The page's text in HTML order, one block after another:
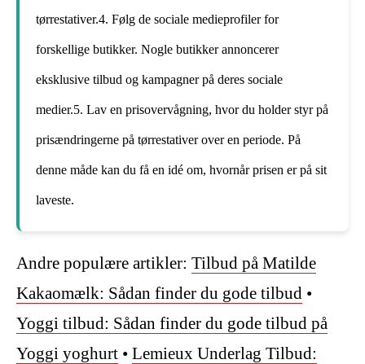
tørrestativer.4. Følg de sociale medieprofiler for
forskellige butikker. Nogle butikker annoncerer
eksklusive tilbud og kampagner på deres sociale
medier.5. Lav en prisovervågning, hvor du holder styr på
prisændringerne på tørrestativer over en periode. På
denne måde kan du få en idé om, hvornår prisen er på sit
laveste.
Andre populære artikler: Tilbud på Matilde
Kakaomælk: Sådan finder du gode tilbud •
Yoggi tilbud: Sådan finder du gode tilbud på
Yoggi yoghurt • Lemieux Underlag Tilbud: